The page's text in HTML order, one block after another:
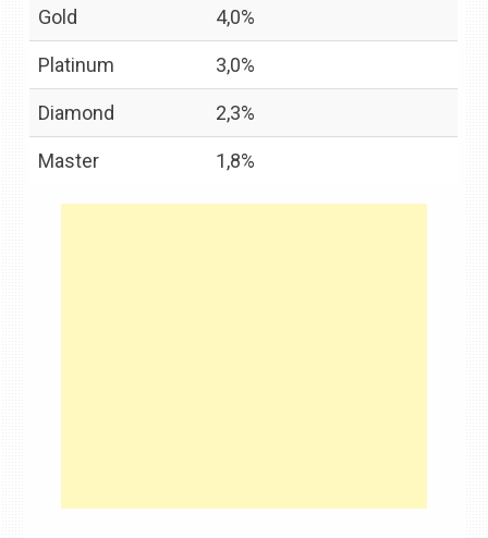
Gold 4,0%
Platinum 3,0%
Diamond 2,3%
Master 1,8%